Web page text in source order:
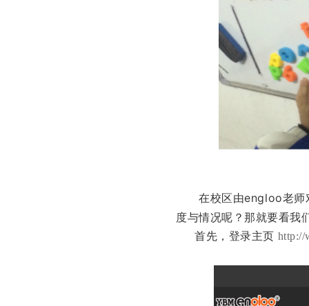
在校区由engloo老师对
度与情况呢？那就要看我
首先，登录主页 http://